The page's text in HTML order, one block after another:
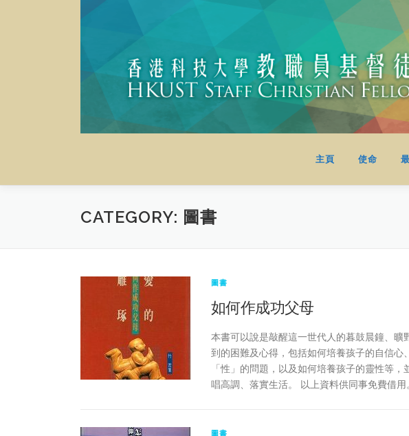
主頁 使命
CATEGORY: 圖書
圖書
如何作成功父母
本書可以說是敲醒這一世代人的暮鼓晨鐘、
到的困難及心得，包括如何培養孩子的自信心
「性」的問題，以及如何培養孩子的靈性等
唱高調、落實生活。 以上資料供同事免費借用
圖書